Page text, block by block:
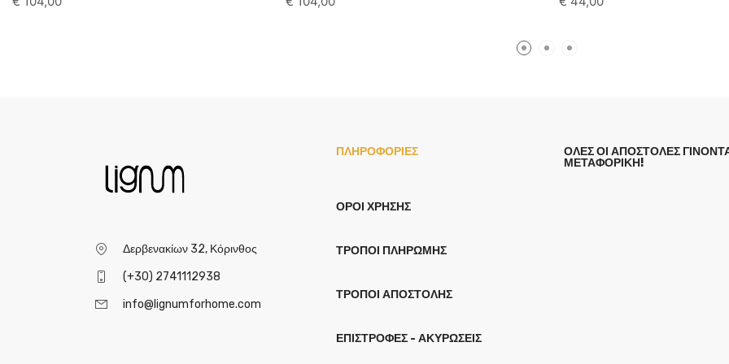
Δερβενακίων 32, Κόρινθος
(+30) 2741112938
info@lignumforhome.com
ΠΛΗΡΟΦΟΡΙΕΣ
ΟΛΕΣ ΟΙ ΑΠΟΣΤΟΛΕΣ
ΜΕΤΑΦΟΡΙΚΗ!
ΌΡΟΙ ΧΡΉΣΗΣ
ΤΡΌΠΟΙ ΠΛΗΡΩΜΉΣ
ΤΡΌΠΟΙ ΑΠΟΣΤΟΛΉΣ
ΕΠΙΣΤΡΟΦΈΣ - ΑΚΥΡΏΣΕΙΣ